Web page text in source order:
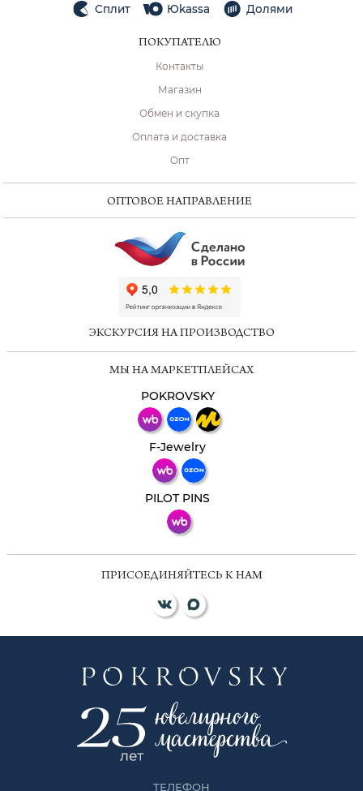
Сплит Юkassa Долями
ПОКУПАТЕЛЮ
Контакты
Магазин
Обмен и скупка
Оплата и доставка
Опт
ОПТОВОЕ НАПРАВЛЕНИЕ
ЭКСКУРСИЯ НА ПРОИЗВОДСТВО
МЫ НА МАРКЕТПЛЕЙСАХ
POKROVSKY
F-Jewelry
PILOT PINS
ПРИСОЕДИНЯЙТЕСЬ К НАМ
ТЕЛЕФОН